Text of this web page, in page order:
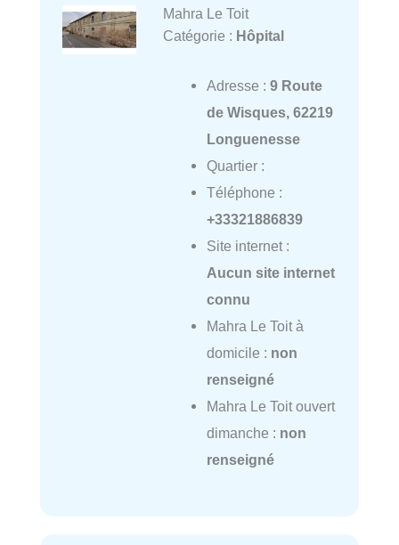
Mahra Le Toit
Catégorie : Hôpital
Adresse : 9 Route
de Wisques, 62219
Longuenesse
Quartier :
Téléphone :
+33321886839
Site internet :
Aucun site internet
connu
Mahra Le Toit à
domicile : non
renseigné
Mahra Le Toit ouvert
dimanche : non
renseigné